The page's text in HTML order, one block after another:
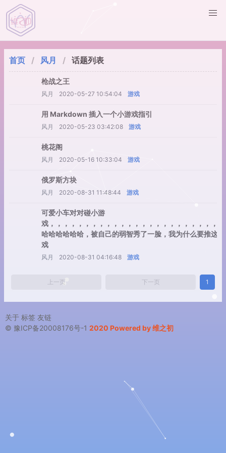
首页 风月 话题列表
枪战之王
风月 2020-05-27 10:54:04 游戏
用 Markdown 插入一个小游戏指引
风月 2020-05-23 03:42:08 游戏
桃花阁
风月 2020-05-16 10:33:04 游戏
俄罗斯方块
风月 2020-08-31 11:48:44 游戏
可爱小车对对碰小游
戏，，，，，，，，，，，，，，，，，，，，，，，，
哈哈哈哈哈哈，被自己的弱智秀了一脸，我为什么要推这
戏
风月 2020-08-31 04:16:48 游戏
上一页 下一页 1
关于 标签 友链
© 豫ICP备20008176号-1 2020 Powered by 维之初